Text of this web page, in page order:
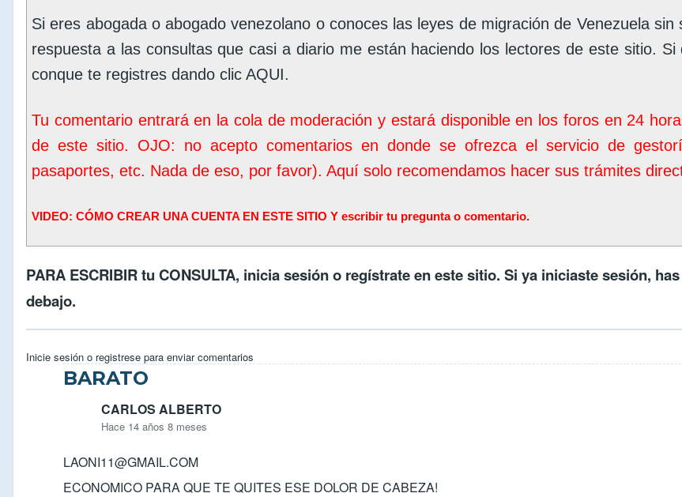
Si eres abogada o abogado venezolano o conoces las leyes de migración de Venezuela
respuesta a las consultas que casi a diario me están haciendo los lectores de este sitio.
conque te registres dando clic AQUI.
Tu comentario entrará en la cola de moderación y estará disponible en los foros en 24
de este sitio. OJO: no acepto comentarios en donde se ofrezca el servicio de
pasaportes, etc. Nada de eso, por favor). Aquí solo recomendamos hacer sus trámites
VIDEO: CÓMO CREAR UNA CUENTA EN ESTE SITIO Y escribir tu pregunta o comentario.
PARA ESCRIBIR tu CONSULTA, inicia sesióno regístrate en este sitio. Si ya iniciaste sesión,
debajo.
Inicie sesión o registrese para enviar comentarios
BARATO
CARLOS ALBERTO
Hace 14 años 8 meses
LAONI11@GMAIL.COM
ECONOMICO PARA QUE TE QUITES ESE DOLOR DE CABEZA!